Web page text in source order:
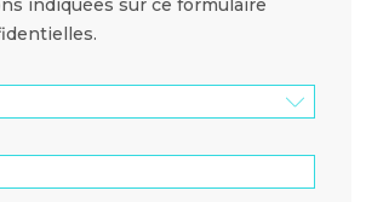
indiquées sur ce formulaire